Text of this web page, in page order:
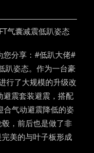
气囊减震低趴姿态
您分享：#低趴大佬#
趴姿态。作为一台豪
行了大规模的升级改
避震套装避震，搭配
合气动避震降低的姿
，前后也是做了非
美的与叶子板形成